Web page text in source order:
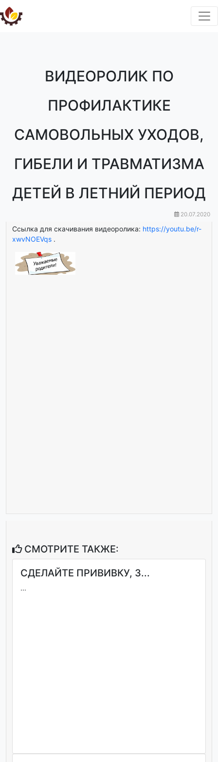
ВИДЕОРОЛИК ПО
ПРОФИЛАКТИКЕ
САМОВОЛЬНЫХ УХОДОВ,
ГИБЕЛИ И ТРАВМАТИЗМА
ДЕТЕЙ В ЛЕТНИЙ ПЕРИОД
20.07.2020
Ссылка для скачивания видеоролика: https://youtu.be/r-
xwvNOEVqs .
СМОТРИТЕ ТАКЖЕ:
СДЕЛАЙТЕ ПРИВИВКУ, З...
...